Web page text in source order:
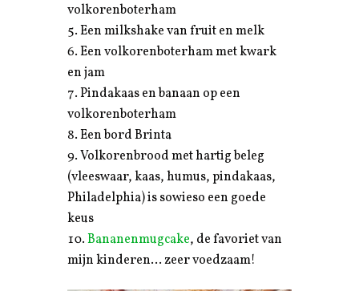
volkorenboterham
Een milkshake van fruit en melk
Een volkorenboterham met kwark
en jam
Pindakaas en banaan op een
volkorenboterham
Een bord Brinta
Volkorenbrood met hartig beleg
(vleeswaar, kaas, humus, pindakaas,
Philadelphia) is sowieso een goede
keus
Bananenmugcake, de favoriet van
mijn kinderen… zeer voedzaam!